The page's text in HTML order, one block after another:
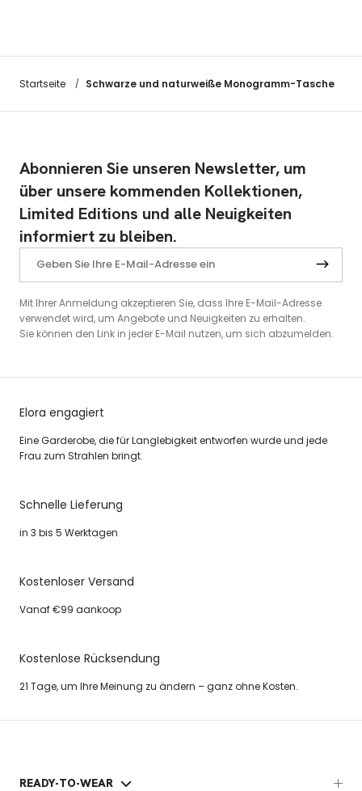
Startseite / Schwarze und naturweiße Monogramm-Tasche
Abonnieren Sie unseren Newsletter, um
über unsere kommenden Kollektionen,
Limited Editions und alle Neuigkeiten
informiert zu bleiben.
Mit Ihrer Anmeldung akzeptieren Sie, dass Ihre E-Mail-Adresse
verwendet wird, um Angebote und Neuigkeiten zu erhalten.
Sie können den Link in jeder E-Mail nutzen, um sich abzumelden.
Elora engagiert
Eine Garderobe, die für Langlebigkeit entworfen wurde und jede
Frau zum Strahlen bringt.
Schnelle Lieferung
in 3 bis 5 Werktagen
Kostenloser Versand
Vanaf €99 aankoop
Kostenlose Rücksendung
21 Tage, um Ihre Meinung zu ändern – ganz ohne Kosten.
READY-TO-WEAR